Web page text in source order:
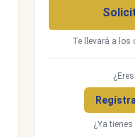
Te llevará a los
¿Ya